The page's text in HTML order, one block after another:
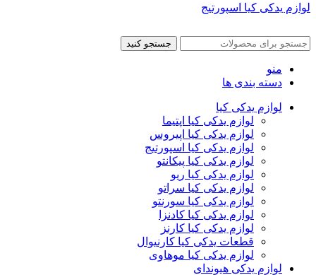
لوازم یدکی کیا اسپورتیج
جستجو کنید
منو
دسته بندی ها
لوازم یدکی کیا
لوازم یدکی کیا اپتیما
لوازم یدکی کیا اپیروس
لوازم یدکی کیا اسپورتیج
لوازم یدکی کیا پیکانتو
لوازم یدکی کیا ریو
لوازم یدکی کیا سراتو
لوازم یدکی کیا سورنتو
لوازم یدکی کیا کادنزا
لوازم یدکی کیا کارنز
قطعات یدکی کیا کارنیوال
لوازم یدکی کیا موهاوی
لوازم یدکی هیوندای